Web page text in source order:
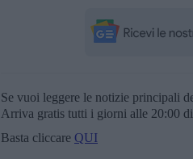
Se vuoi leggere le notizie principali
Arriva gratis tutti i giorni alle 20:00
Basta cliccare QUI